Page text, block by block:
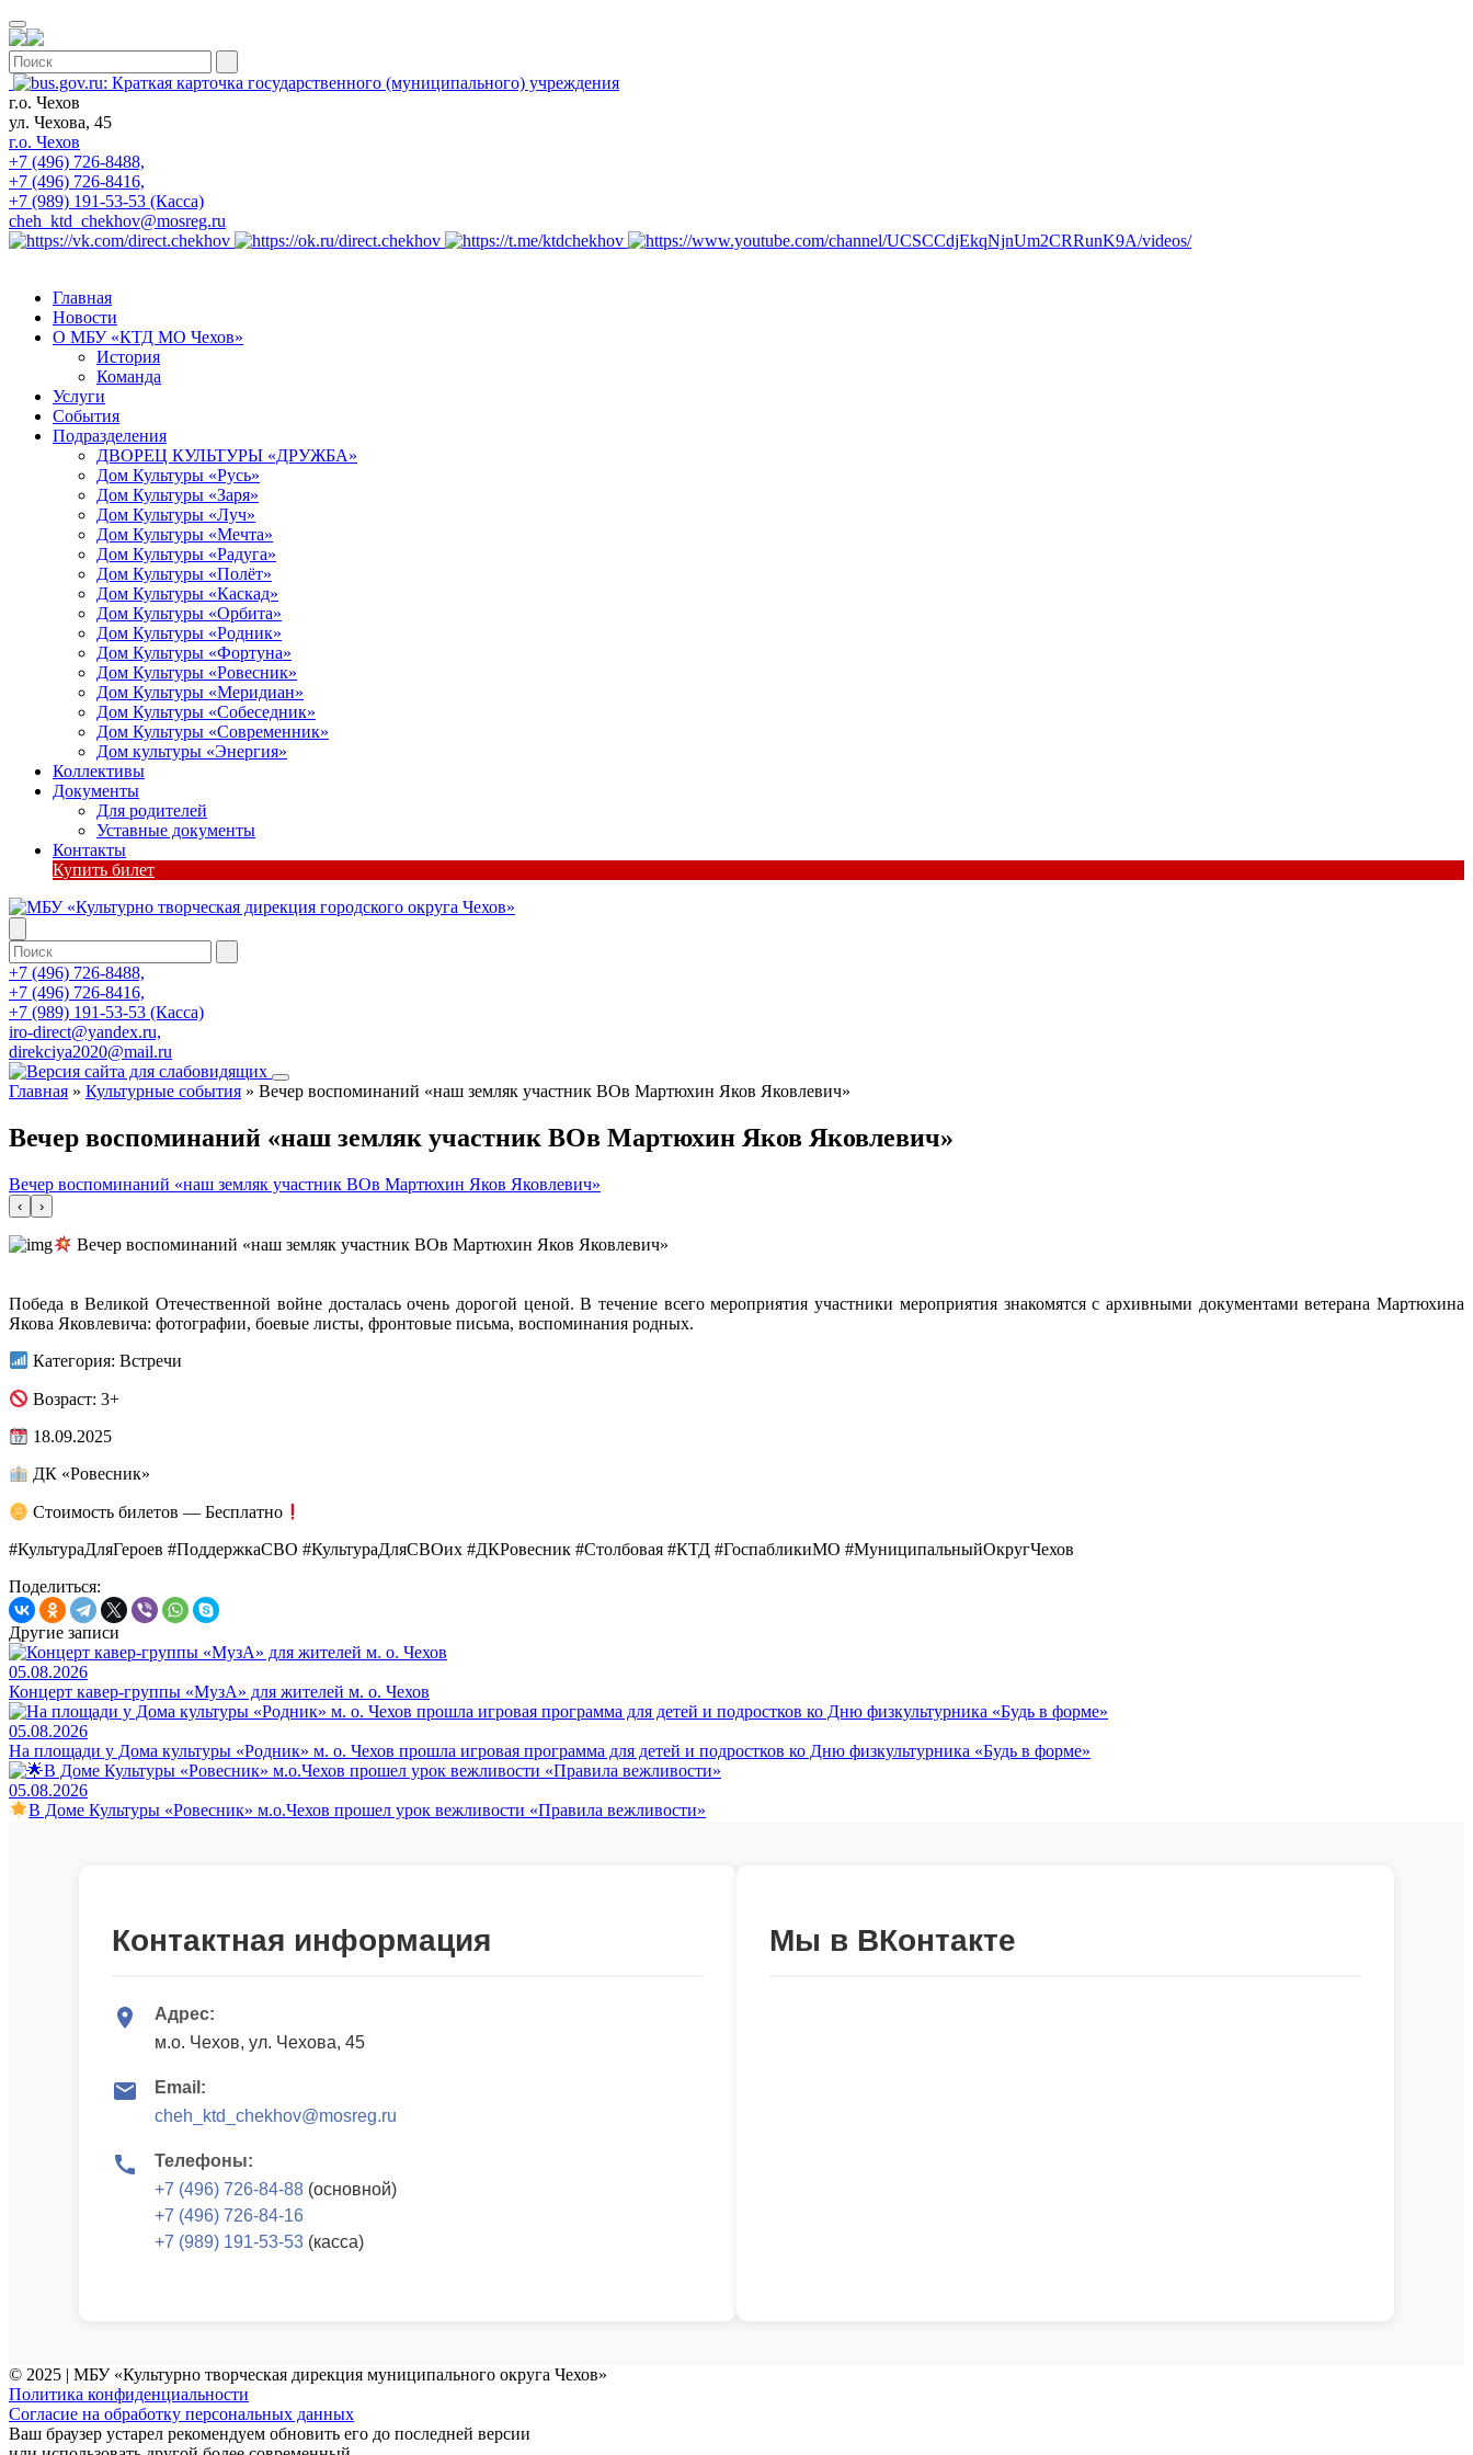
г.о. Чехов
ул. Чехова, 45
г.о. Чехов
+7 (496) 726-8488,
+7 (496) 726-8416,
+7 (989) 191-53-53 (Касса)
cheh_ktd_chekhov@mosreg.ru
Главная
Новости
О МБУ «КТД МО Чехов»
История
Команда
Услуги
События
Подразделения
ДВОРЕЦ КУЛЬТУРЫ «ДРУЖБА»
Дом Культуры «Русь»
Дом Культуры «Заря»
Дом Культуры «Луч»
Дом Культуры «Мечта»
Дом Культуры «Радуга»
Дом Культуры «Полёт»
Дом Культуры «Каскад»
Дом Культуры «Орбита»
Дом Культуры «Родник»
Дом Культуры «Фортуна»
Дом Культуры «Ровесник»
Дом Культуры «Меридиан»
Дом Культуры «Собеседник»
Дом Культуры «Современник»
Дом культуры «Энергия»
Коллективы
Документы
Для родителей
Уставные документы
Контакты
Купить билет
+7 (496) 726-8488,
+7 (496) 726-8416,
+7 (989) 191-53-53 (Касса)
iro-direct@yandex.ru,
direkciya2020@mail.ru
Главная » Культурные события » Вечер воспоминаний «наш земляк участник ВОв Мартюхин Яков Яковлевич»
Вечер воспоминаний «наш земляк участник ВОв Мартюхин Яков Яковлевич»
Вечер воспоминаний «наш земляк участник ВОв Мартюхин Яков Яковлевич»
‹ ›
Вечер воспоминаний «наш земляк участник ВОв Мартюхин Яков Яковлевич»
Победа в Великой Отечественной войне досталась очень дорогой ценой. В течение всего мероприятия участники мероприятия знакомятся с архивными документами ветерана Мартюхина
Якова Яковлевича: фотографии, боевые листы, фронтовые письма, воспоминания родных.
Категория: Встречи
Возраст: 3+
18.09.2025
ДК «Ровесник»
Стоимость билетов — Бесплатно
#КультураДляГероев #ПоддержкаСВО #КультураДляСВОих #ДКРовесник #Столбовая #КТД #ГоспабликиМО #МуниципальныйОкругЧехов
Поделиться:
Другие записи
05.08.2026
Концерт кавер-группы «МузА» для жителей м. о. Чехов
05.08.2026
На площади у Дома культуры «Родник» м. о. Чехов прошла игровая программа для детей и подростков ко Дню физкультурника «Будь в форме»
05.08.2026
В Доме Культуры «Ровесник» м.о.Чехов прошел урок вежливости «Правила вежливости»
Контактная информация
Адрес:
м.о. Чехов, ул. Чехова, 45
Email:
cheh_ktd_chekhov@mosreg.ru
Телефоны:
+7 (496) 726-84-88 (основной)
+7 (496) 726-84-16
+7 (989) 191-53-53 (касса)
Мы в ВКонтакте
© 2025 | МБУ «Культурно творческая дирекция муниципального округа Чехов»
Политика конфиденциальности
Согласие на обработку персональных данных
Ваш браузер устарел рекомендуем обновить его до последней версии